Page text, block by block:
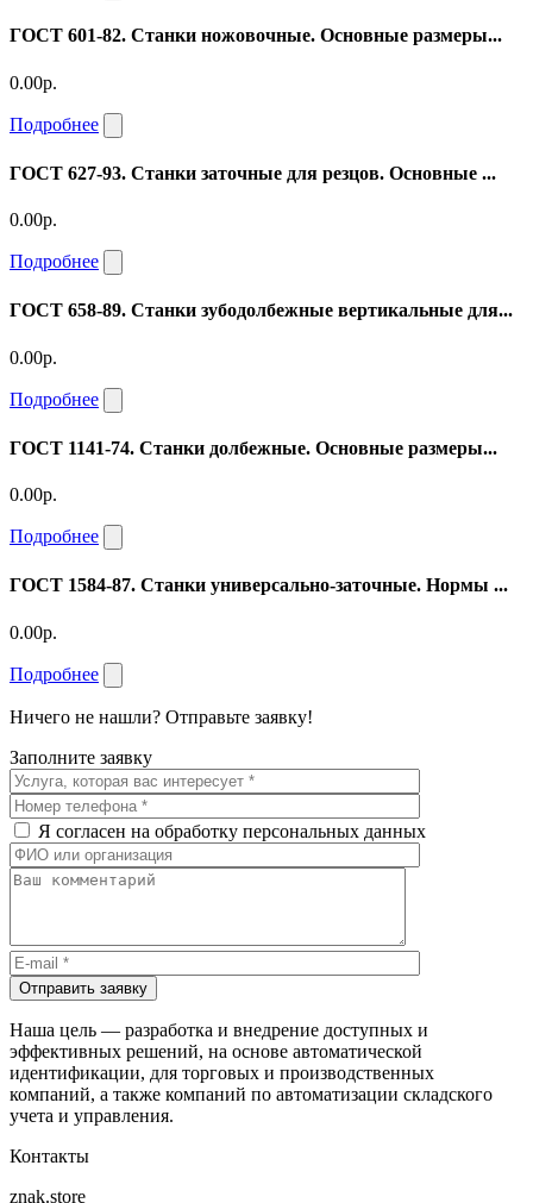
ГОСТ 601-82. Станки ножовочные. Основные размеры...
0.00р.
Подробнее
ГОСТ 627-93. Станки заточные для резцов. Основные ...
0.00р.
Подробнее
ГОСТ 658-89. Станки зубодолбежные вертикальные для...
0.00р.
Подробнее
ГОСТ 1141-74. Станки долбежные. Основные размеры...
0.00р.
Подробнее
ГОСТ 1584-87. Станки универсально-заточные. Нормы ...
0.00р.
Подробнее
Ничего не нашли? Отправьте заявку!
Заполните заявку
Я согласен на обработку персональных данных
Отправить заявку
Наша цель — разработка и внедрение доступных и
эффективных решений, на основе автоматической
идентификации, для торговых и производственных
компаний, а также компаний по автоматизации складского
учета и управления.
Контакты
znak.store